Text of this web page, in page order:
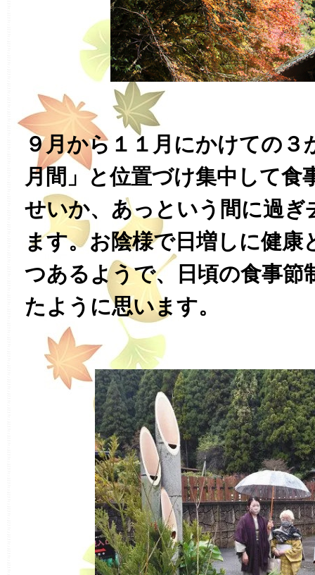
９月から１１月にかけての３
月間」と位置づけ集中して食
せいか、あっという間に過ぎ
ます。お陰様で日増しに健康
つあるようで、日頃の食事節
たように思います。